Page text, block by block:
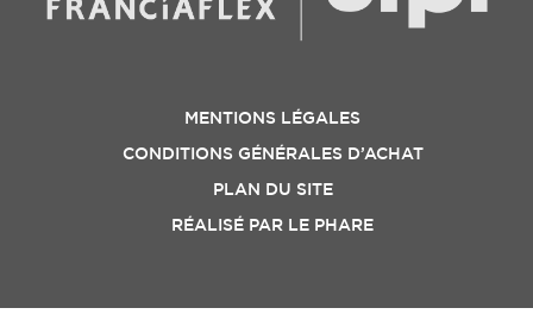
MENTIONS LÉGALES
CONDITIONS GÉNÉRALES D’ACHAT
PLAN DU SITE
RÉALISÉ PAR LE PHARE